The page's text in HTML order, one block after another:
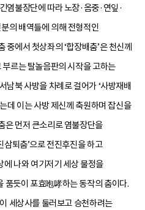
염불장단에 따라 노장·옴중·연잎·
의 배역들에 의해 전형적인
중에서 첫상좌의 ‘합장배춤’은 천신께
부르는 탈놀음판의 시작을 고하는
남북 사방을 차례로 걸어가 ‘사방재배
데 이는 사방 제신께 축원하며 잡신을
은 먼저 큰소리로 염불장단을
삼퇴춤’으로 전진후진을 하고
에 나와 여기저기 세상 물정을
품듯이 포효咆哮하는 동작의 춤이다.
세상사를 둘러보고 승천하려는